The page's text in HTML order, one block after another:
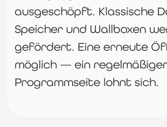
ausgeschöpft. Klassische
Speicher und Wallboxen
gefördert. Eine erneute
möglich — ein
Programmseite lohnt sich.